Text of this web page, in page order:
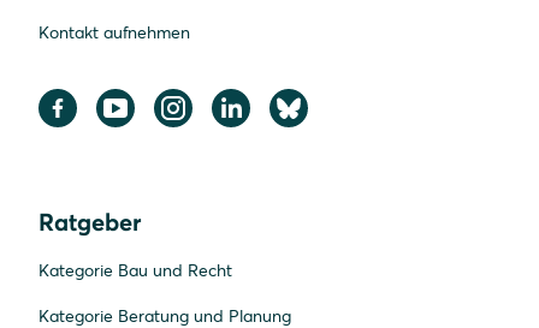
Kontakt aufnehmen
Ratgeber
Kategorie Bau und Recht
Kategorie Beratung und Planung